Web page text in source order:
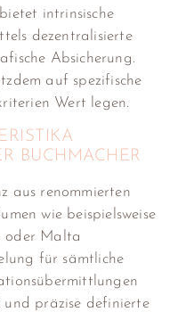
intrinsische
dezentralisierte
Absicherung.
auf spezifische
Wert legen.
BUCHMACHER
aus renommierten
wie beispielsweise
oder Malta
für sämtliche
und präzise definierte